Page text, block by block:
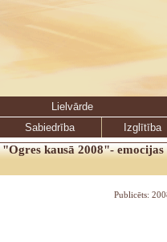
Lielvārde
Sabiedrība
Izglītība
"Ogres kausā 2008"-
Publicēts: